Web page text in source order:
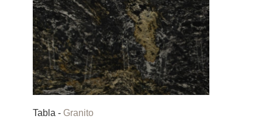
Tabla - Granito